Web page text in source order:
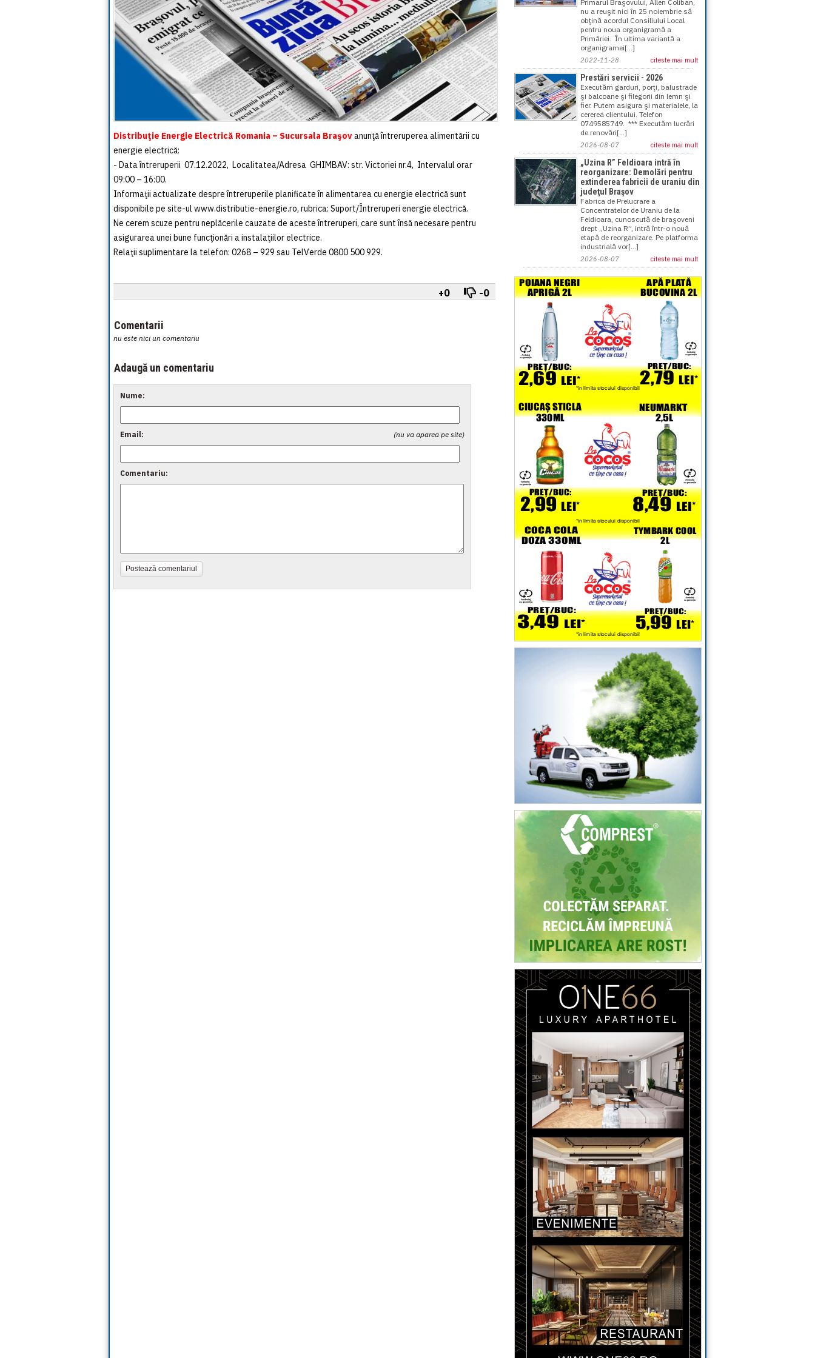
Distribuţie Energie Electrică Romania – Sucursala Braşovanunţă întreruperea alimentării cu
energie electrică:
- Data întreruperii 07.12.2022, Localitatea/Adresa GHIMBAV: str. Victoriei nr.4, Intervalul orar
09:00 – 16:00.
Informaţii actualizate despre întreruperile planificate în alimentarea cu energie electrică sunt
disponibile pe site-ul www.distributie-energie.ro, rubrica: Suport/Întreruperi energie electrică.
Ne cerem scuze pentru neplăcerile cauzate de aceste întreruperi, care sunt însă necesare pentru
asigurarea unei bune funcţionări a instalaţiilor electrice.
Relaţii suplimentare la telefon: 0268 – 929 sau TelVerde 0800 500 929.
+0 -0
Comentarii
nu este nici un comentariu
Adaugă un comentariu
Nume:
(nu va aparea pe site)
Email:
Comentariu:
Postează comentariul
Primarul Braşovului, Allen Coliban,
nu a reuşit nici în 25 noiembrie să
obţină acordul Consiliului Local
pentru noua organigramă a
Primăriei. În ultima variantă a
organigramei[...]
2022-11-28 citeste mai mult
Prestări servicii - 2026
Executăm garduri, porţi, balustrade
şi balcoane şi filegorii din lemn şi
fier. Putem asigura şi materialele, la
cererea clientului. Telefon
0749585749. *** Executăm lucrări
de renovări[...]
2026-08-07 citeste mai mult
„Uzina R” Feldioara intră în
reorganizare: Demolări pentru
extinderea fabricii de uraniu din
judeţul Braşov
Fabrica de Prelucrare a
Concentratelor de Uraniu de la
Feldioara, cunoscută de braşoveni
drept „Uzina R”, intră într-o nouă
etapă de reorganizare. Pe platforma
industrială vor[...]
2026-08-07 citeste mai mult